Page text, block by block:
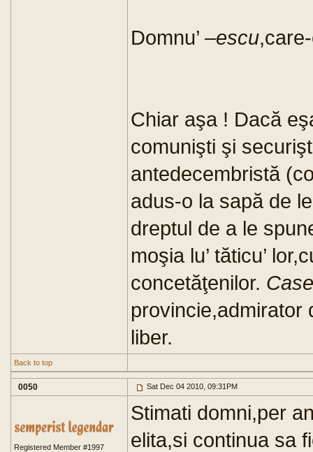
Domnu’ –escu
Chiar aşa ! Dacă
comunişti şi
antedecembristă
adus-o la sapă de
dreptul de a le
moşia lu’ tăticu’
concetăţenilor.
provincie,admirator
liber.
Back to top
0050 Sat Dec 04 2010, 09:31PM
Registered Member #1997
Stimati domni,per
elita,si continua sa